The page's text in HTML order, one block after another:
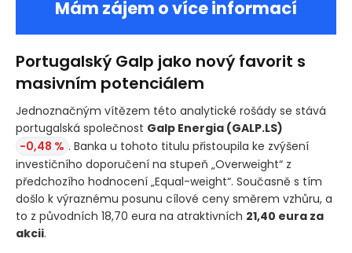
Mám zájem o více informací
Portugalský Galp jako nový favorit s
masivním potenciálem
Jednoznačným vítězem této analytické rošády se stává
portugalská společnost Galp Energia (GALP.LS)
-0,48 % . Banka u tohoto titulu přistoupila ke zvýšení
investičního doporučení na stupeň „Overweight“ z
předchozího hodnocení „Equal-weight“. Současně s tím
došlo k výraznému posunu cílové ceny směrem vzhůru, a
to z původních 18,70 eura na atraktivních 21,40 eura za
akcii.